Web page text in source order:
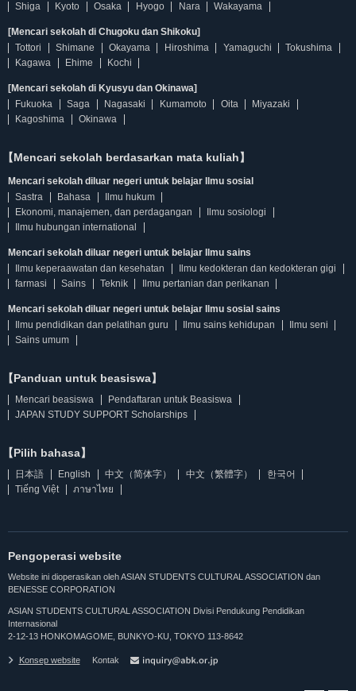
Shiga
Kyoto Osaka Hyogo Nara Wakayama
[Mencari sekolah di Chugoku dan Shikoku]
Tottori
Shimane Okayama Hiroshima Yamaguchi
Tokushima
Kagawa
Ehime Kochi
[Mencari sekolah di Kyusyu dan Okinawa]
Fukuoka
Saga Nagasaki Kumamoto Oita
Miyazaki
Kagoshima
Okinawa
【Mencari sekolah berdasarkan mata kuliah】
Mencari sekolah diluar negeri untuk belajar Ilmu sosial
Sastra
Bahasa
Ilmu hukum
Ekonomi, manajemen, dan perdagangan
Ilmu sosiologi
Ilmu hubungan international
Mencari sekolah diluar negeri untuk belajar Ilmu sains
Ilmu keperaawatan dan kesehatan
Ilmu kedokteran dan kedokteran gigi
farmasi
Sains Teknik Ilmu pertanian dan perikanan
Mencari sekolah diluar negeri untuk belajar Ilmu sosial sains
Ilmu pendidikan dan pelatihan guru
Ilmu sains kehidupan
Ilmu seni
Sains umum
【Panduan untuk beasiswa】
Mencari beasiswa
Pendaftaran untuk Beasiswa
JAPAN STUDY SUPPORT Scholarships
【Pilih bahasa】
日本語 English 中文（简体字） 中文（繁體字）
한국어
Tiếng Việt
ภาษาไทย
Pengoperasi website
Website ini dioperasikan oleh ASIAN STUDENTS CULTURAL ASSOCIATION dan
BENESSE CORPORATION
ASIAN STUDENTS CULTURAL ASSOCIATION Divisi Pendukung Pendidikan
Internasional
2-12-13 HONKOMAGOME, BUNKYO-KU, TOKYO 113-8642
Konsep website Kontak